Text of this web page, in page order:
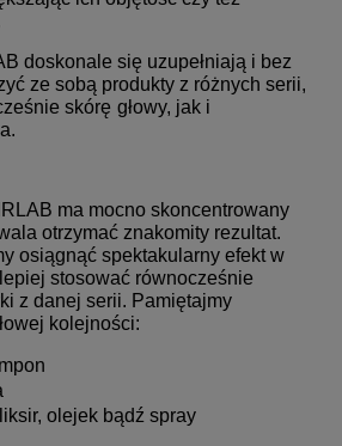
doskonale się uzupełniają i bez
ze sobą produkty z różnych serii,
skórę głowy, jak i
ma mocno skoncentrowany
otrzymać znakomity rezultat.
osiągnąć spektakularny efekt w
stosować równocześnie
z danej serii. Pamiętajmy
kolejności:
olejek bądź spray